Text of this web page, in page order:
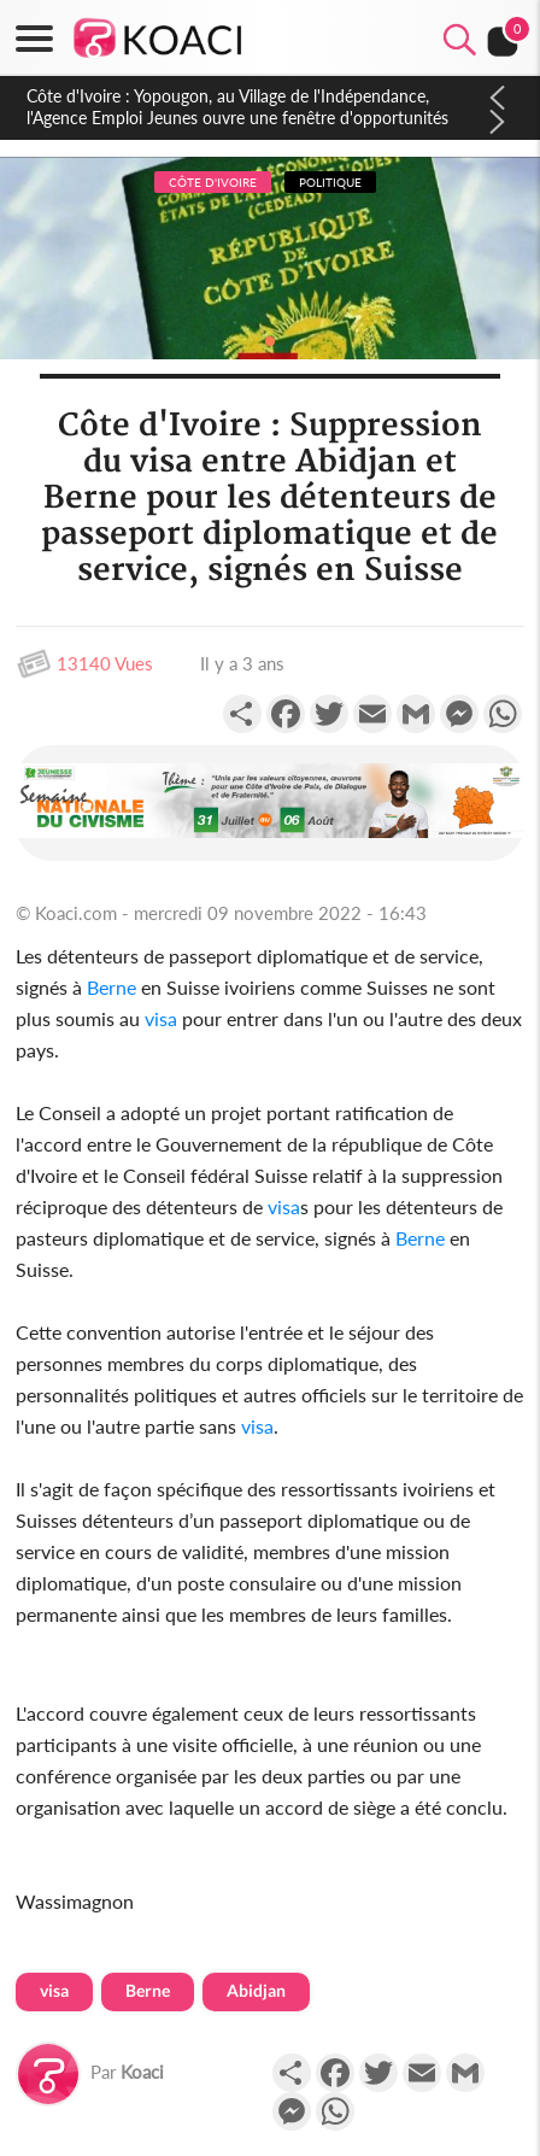
0
Côte d'Ivoire : CHU de Treichville, après la fronde, les agents
contractuels obtiennent un accord avec la direction sur les
arriérés du SMIG 2023
CÔTE D'IVOIRE POLITIQUE
Côte d'Ivoire : Suppression
du visa entre Abidjan et
Berne pour les détenteurs de
passeport diplomatique et de
service, signés en Suisse
13140 Vues Il y a 3 ans
PartagerFacebookTwitterEmail Gmail
© Koaci.com - mercredi 09 novembre 2022 - 16:43
Les détenteurs de passeport diplomatique et de service,
signés à Berne en Suisse ivoiriens comme Suisses ne sont
plus soumis auvisa pour entrer dans l'un ou l'autre des deux
pays.
Le Conseil a adopté un projet portant ratification de
l'accord entre le Gouvernement de la république de Côte
d'Ivoire et le Conseil fédéral Suisse relatif à la suppression
réciproque des détenteurs devisas pour les détenteurs de
pasteurs diplomatique et de service, signés à Berne en
Suisse.
Cette convention autorise l'entrée et le séjour des
personnes membres du corps diplomatique, des
personnalités politiques et autres officiels sur le territoire de
l'une ou l'autre partie sansvisa.
Il s'agit de façon spécifique des ressortissants ivoiriens et
Suisses détenteurs d’un passeport diplomatique ou de
service en cours de validité, membres d'une mission
diplomatique, d'un poste consulaire ou d'une mission
permanente ainsi que les membres de leurs familles.
L'accord couvre également ceux de leurs ressortissants
participants à une visite officielle, à une réunion ou une
conférence organisée par les deux parties ou par une
organisation avec laquelle un accord de siège a été conclu.
Wassimagnon
visa Berne Abidjan
Par Koaci PartagerFacebookTwitterEmail
Messenger